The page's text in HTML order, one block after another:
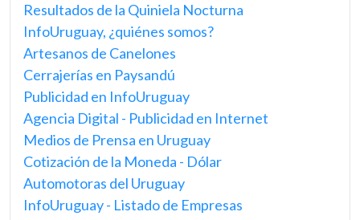
Resultados de la Quiniela Nocturna
InfoUruguay, ¿quiénes somos?
Artesanos de Canelones
Cerrajerías en Paysandú
Publicidad en InfoUruguay
Agencia Digital - Publicidad en Internet
Medios de Prensa en Uruguay
Cotización de la Moneda - Dólar
Automotoras del Uruguay
InfoUruguay - Listado de Empresas